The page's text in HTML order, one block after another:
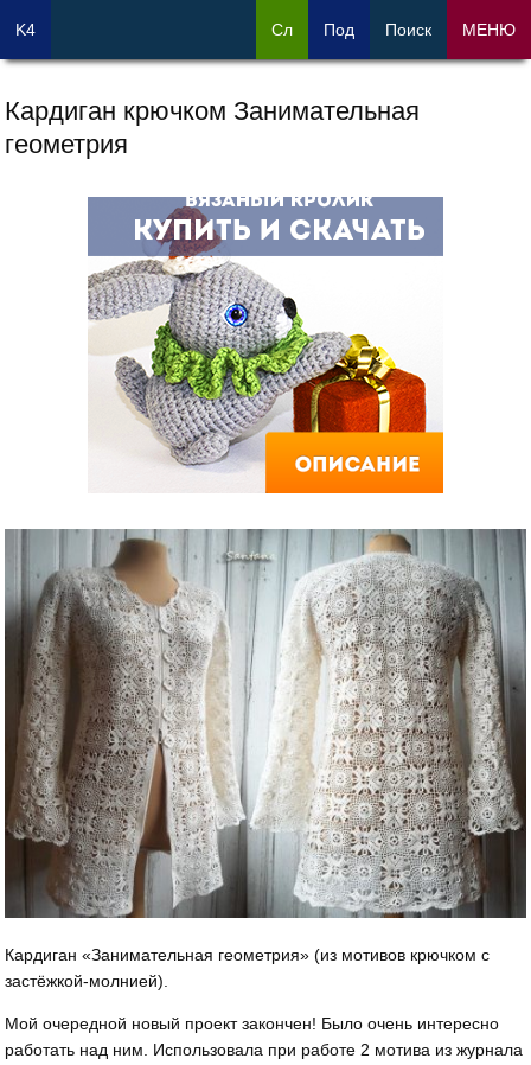
Кардиган крючком Занимательная
геометрия
Кардиган «Занимательная геометрия» (из мотивов крючком с
застёжкой-молнией).
Мой очередной новый проект закончен! Было очень интересно
работать над ним. Использовала при работе 2 мотива из журнала
K4 Сл Под Поиск МЕНЮ